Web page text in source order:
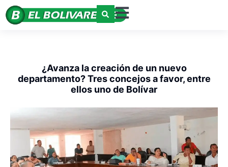
¿Avanza la creación de un nuevo
departamento? Tres concejos a favor, entre
ellos uno de Bolívar